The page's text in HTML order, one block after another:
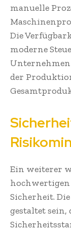
manuelle
Die
moderne
der
Ein weiterer
hochwertigen
Sicherheit.
gestaltet sein,